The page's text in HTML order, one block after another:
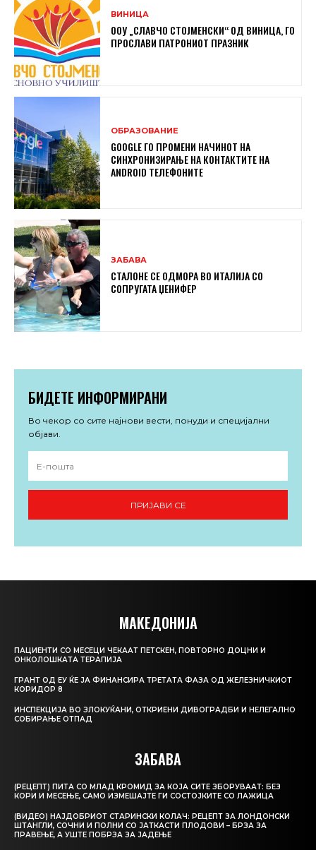
ВИНИЦА
ООУ „СЛАВЧО СТОЈМЕНСКИ“ ОД ВИНИЦА, ГО
ПРОСЛАВИ ПАТРОНИОТ ПРАЗНИК
ОБРАЗОВАНИЕ
GOOGLE ГО ПРОМЕНИ НАЧИНОТ НА
СИНХРОНИЗИРАЊЕ НА КОНТАКТИТЕ НА
ANDROID ТЕЛЕФОНИТЕ
ЗАБАВА
СТАЛОНЕ СЕ ОДМОРА ВО ИТАЛИЈА СО
СОПРУГАТА ЏЕНИФЕР
БИДЕТЕ ИНФОРМИРАНИ
Во чекор со сите најнови вести, понуди и специјални
објави.
ПРИЈАВИ СЕ
МАКЕДОНИЈА
ПАЦИЕНТИ СО МЕСЕЦИ ЧЕКААТ ПЕТСКЕН, ПОВТОРНО ДОЦНИ И
ОНКОЛОШКАТА ТЕРАПИЈА
ГРАНТ ОД ЕУ ЌЕ ЈА ФИНАНСИРА ТРЕТАТА ФАЗА ОД ЖЕЛЕЗНИЧКИОТ
КОРИДОР 8
ИНСПЕКЦИЈА ВО ЗЛОКУЌАНИ, ОТКРИЕНИ ДИВОГРАДБИ И НЕЛЕГАЛНО
СОБИРАЊЕ ОТПАД
ЗАБАВА
(РЕЦЕПТ) ПИТА СО МЛАД КРОМИД ЗА КОЈА СИТЕ ЗБОРУВААТ: БЕЗ
КОРИ И МЕСЕЊЕ, САМО ИЗМЕШАЈТЕ ГИ СОСТОЈКИТЕ СО ЛАЖИЦА
(ВИДЕО) НАЈДОБРИОТ СТАРИНСКИ КОЛАЧ: РЕЦЕПТ ЗА ЛОНДОНСКИ
ШТАНГЛИ, СОЧНИ И ПОЛНИ СО ЈАТКАСТИ ПЛОДОВИ – БРЗА ЗА
ПРАВЕЊЕ, А УШТЕ ПОБРЗА ЗА ЈАДЕЊЕ